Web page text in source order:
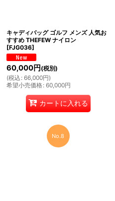
キャディバッグ ゴルフ メンズ 人気お
すすめ THEFEW ナイロン
[FJG036]
60,000円 (税別)
(税込 : 66,000円)
希望小売価格: 60,000円
カートに入れる
No.8